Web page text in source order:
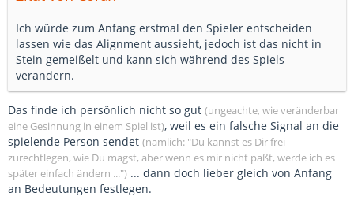
Ich würde zum Anfang erstmal den Spieler entscheiden
lassen wie das Alignment aussieht, jedoch ist das nicht in
Stein gemeißelt und kann sich während des Spiels
verändern.
Das finde ich persönlich nicht so gut (ungeachte, wie veränderbar
eine Gesinnung in einem Spiel ist), weil es ein falsche Signal an die
spielende Person sendet (nämlich: "Du kannst es Dir frei
zurechtlegen, wie Du magst, aber wenn es mir nicht paßt, werde ich es
später einfach ändern ...") ... dann doch lieber gleich von Anfang
an Bedeutungen festlegen.